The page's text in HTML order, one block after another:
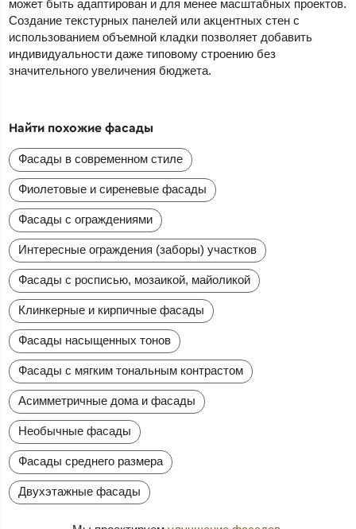
может быть адаптирован и для менее масштабных проектов.
Создание текстурных панелей или акцентных стен с
использованием объемной кладки позволяет добавить
индивидуальности даже типовому строению без
значительного увеличения бюджета.
Найти похожие фасады
Фасады в современном стиле
Фиолетовые и сиреневые фасады
Фасады с ограждениями
Интересные ограждения (заборы) участков
Фасады с росписью, мозаикой, майоликой
Клинкерные и кирпичные фасады
Фасады насыщенных тонов
Фасады с мягким тональным контрастом
Асимметричные дома и фасады
Необычные фасады
Фасады среднего размера
Двухэтажные фасады